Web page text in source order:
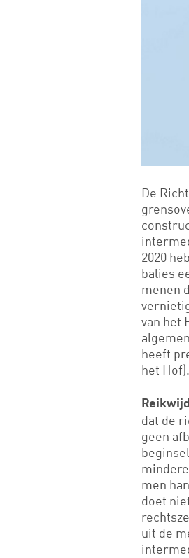
De
2020
balies
menen
van het
heeft
het Hof).
dat de
geen
men
doet
uit de